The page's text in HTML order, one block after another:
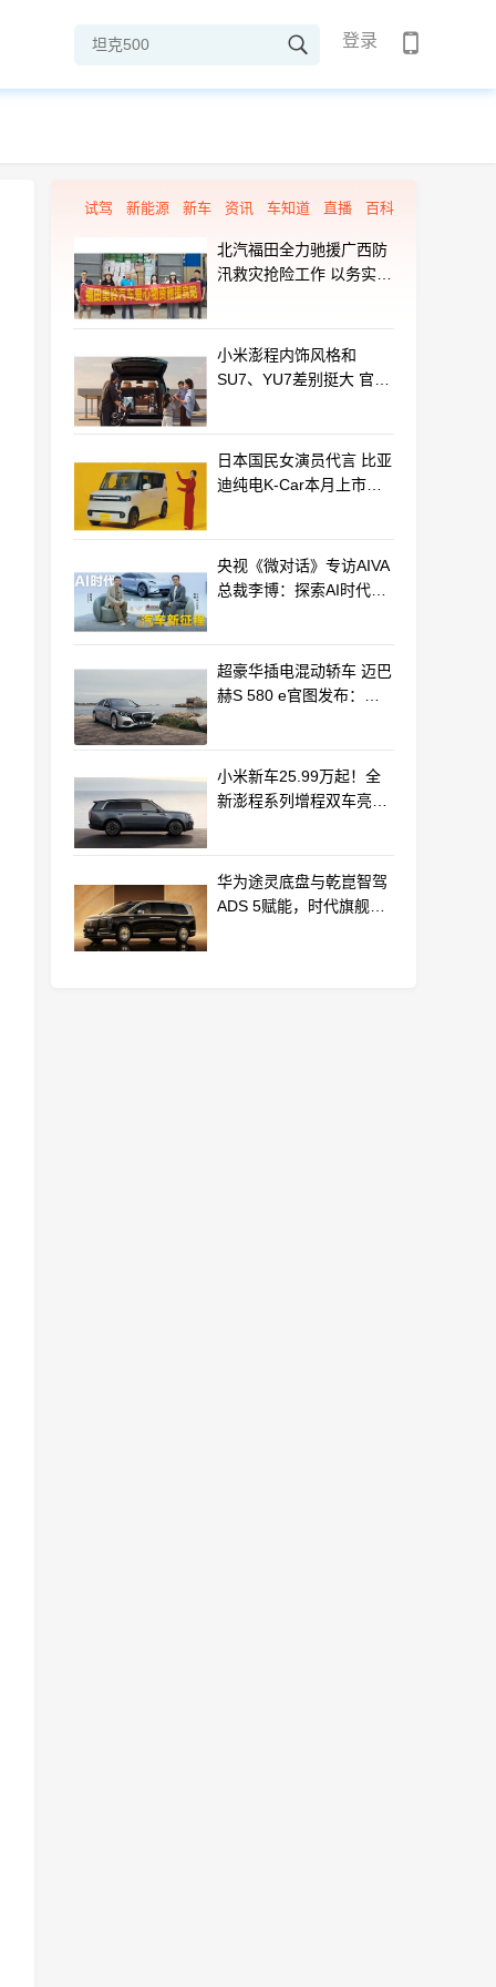
登录
试驾 新能源 新车 资讯 车知道 直播 百科
北汽福田全力驰援广西防
汛救灾抢险工作 以务实行
小米澎程内饰风格和
SU7、YU7差别挺大 官方
日本国民女演员代言 比亚
迪纯电K-Car本月上市：
央视《微对话》专访AIVA
总裁李博：探索AI时代汽
超豪华插电混动轿车 迈巴
赫S 580 e官图发布：老
小米新车25.99万起！全
新澎程系列增程双车亮相
华为途灵底盘与乾崑智驾
ADS 5赋能，时代旗舰